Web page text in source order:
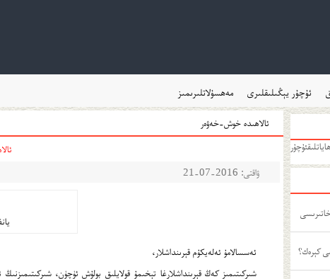
ئۇچۇر يېڭىلىقلىرى مەھسۇلاتلىرىمىز
ئۇچۇر
كېرەك؟
ئالاھىدە خوش-خەۋەر
ۋاقتى: 2016-07-21
ئەسسالامۇ ئەلەيكۇم قېرىنداشلار،
شىركىتىمىز كەڭ قېرىنداشلارغا تېخىمۇ قولايلىق بولۇش ئۈچۈن،